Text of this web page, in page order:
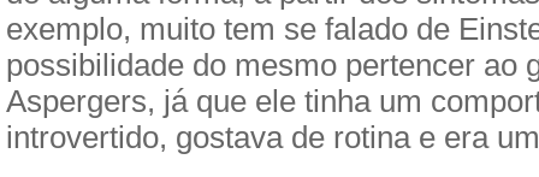
exemplo, muito tem se falado de
possibilidade do mesmo pertencer ao
Aspergers, já que ele tinha um
introvertido, gostava de rotina e era